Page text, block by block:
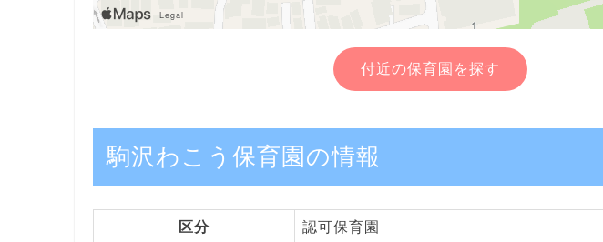
付近の保育園を探す
駒沢わこう保育園の情報
区分 認可保育園